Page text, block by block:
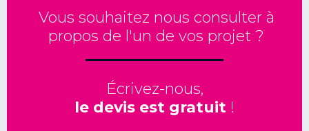
Vous souhaitez nous consulter à
propos de l'un de vos projet ?
Écrivez-nous,
le devis est gratuit !